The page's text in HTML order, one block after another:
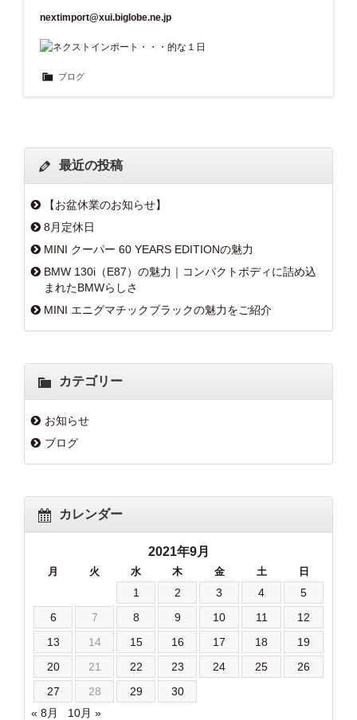
nextimport@xui.biglobe.ne.jp
ブログ
最近の投稿
【お盆休業のお知らせ】
8月定休日
MINI クーパー 60 YEARS EDITIONの魅力
BMW 130i（E87）の魅力｜コンパクトボディに詰め込
まれたBMWらしさ
MINI エニグマチックブラックの魅力をご紹介
カテゴリー
お知らせ
ブログ
カレンダー
2021年9月
月 火 水 木 金 土 日
1 2 3 4
5
6
7 8 9 10 11
12
13
14 15 16 17 18
19
20
21 22 23 24 25
26
27
28 29
30
« 8月
10月 »